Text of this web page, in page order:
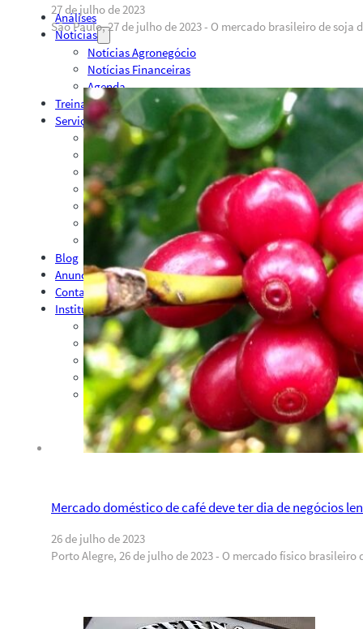
Análises
Notícias
Notícias Agronegócio
Notícias Financeiras
Agenda
Treinamentos
Serviços
Consultoria
Plataforma Safras
Safras API Data Feed
CMA Series 4 Agrícola by Safras
Palestras, Cursos e Treinamentos
Pesquisas e Estudos Técnicos
Safras Agro Tour
Blog
Anuncie
Contato
Institucional
Quem Somos
Política de Qualidade
Presença Internacional
Contratos
Política Privacidade
27 de julho de 2023
São Paulo, 27 de julho de 2023 - O mercado brasileiro de
Mercado doméstico de café deve ter dia de negócios
26 de julho de 2023
Porto Alegre, 26 de julho de 2023 - O mercado físico